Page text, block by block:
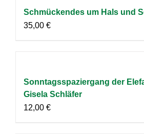
Schmückendes um Hals und
35,00 €
Sonntagsspaziergang der
Gisela Schläfer
12,00 €